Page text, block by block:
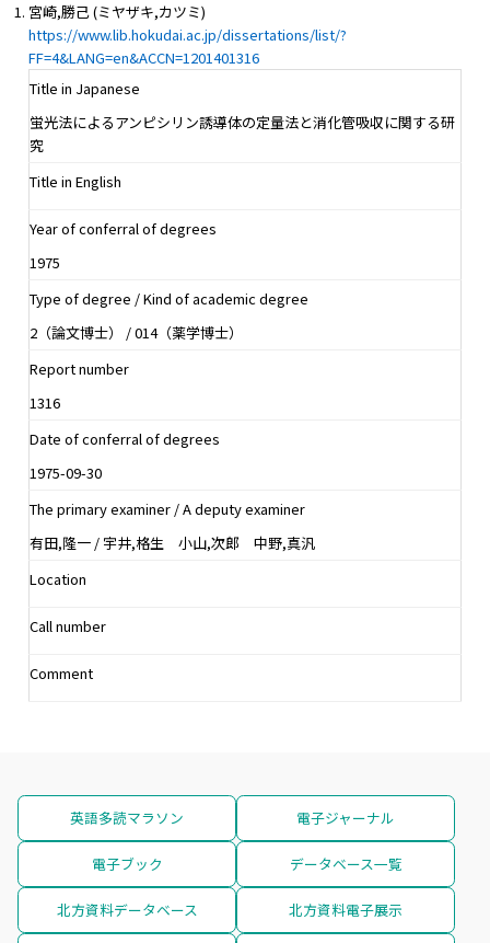
宮崎,勝己 (ミヤザキ,カツミ)
https://www.lib.hokudai.ac.jp/dissertations/list/?
FF=4&LANG=en&ACCN=1201401316
Title in Japanese
蛍光法によるアンピシリン誘導体の定量法と消化管吸収に関する研
究
Title in English
Year of conferral of degrees
1975
Type of degree / Kind of academic degree
2（論文博士） / 014（薬学博士）
Report number
1316
Date of conferral of degrees
1975-09-30
The primary examiner / A deputy examiner
有田,隆一 / 宇井,格生 小山,次郎 中野,真汎
Location
Call number
Comment
英語多読マラソン 電子ジャーナル
電子ブック データベース一覧
北方資料データベース 北方資料電子展示